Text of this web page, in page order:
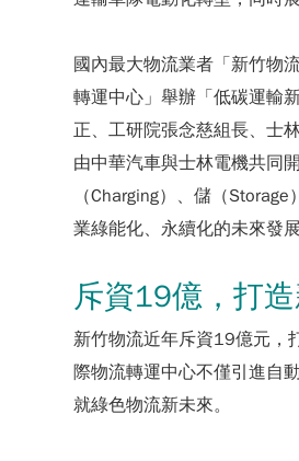
國內最大物流業者「新竹物
轉運中心」舉辦「低碳運輸
正、工研院張念慈組長、士
由中華汽車與士林電機共同
（Charging）、儲（
業綠能化、永續化的未來發
斥資19億，打
新竹物流近年斥資19億元，
際物流轉運中心不僅引進自
就綠色物流新未來。